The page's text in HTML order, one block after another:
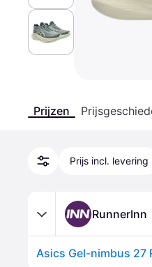
Prijzen
Prijs incl. levering
RunnerInn
Asics Gel-nimbus 27